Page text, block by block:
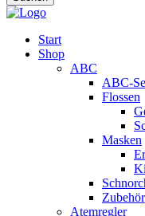
Start
Shop
ABC
ABC-
Flossen
Masken
Zubehör
Atemregler